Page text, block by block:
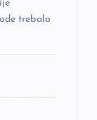
trebalo